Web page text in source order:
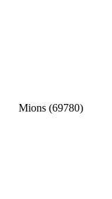
Mions (69780)